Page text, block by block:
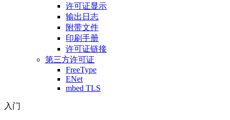
许可证显示
输出日志
附带文件
印刷手册
许可证链接
第三方许可证
FreeType
ENet
mbed TLS
入门